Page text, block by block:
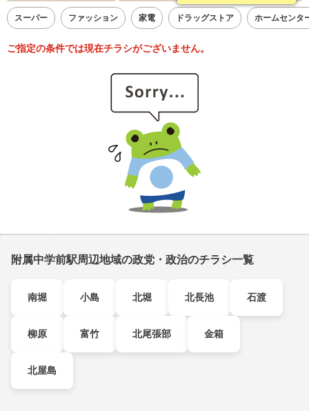
スーパー ファッション 家電 ドラッグストア ホームセンタ
ご指定の条件では現在チラシがございません。
附属中学前駅周辺地域の政党・政治のチラシ一覧
南堀 小島 北堀 北長池 石渡
柳原 富竹 北尾張部 金箱
北屋島